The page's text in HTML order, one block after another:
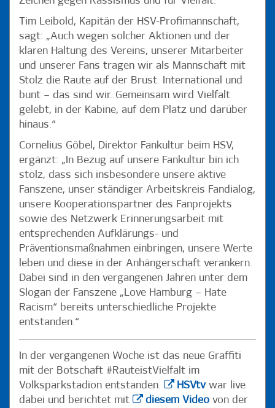
Tim Leibold, Kapitän der HSV-Profimannschaft,
sagt: „Auch wegen solcher Aktionen und der
klaren Haltung des Vereins, unserer Mitarbeiter
und unserer Fans tragen wir als Mannschaft mit
Stolz die Raute auf der Brust. International und
bunt – das sind wir. Gemeinsam wird Vielfalt
gelebt, in der Kabine, auf dem Platz und darüber
hinaus.“
Cornelius Göbel, Direktor Fankultur beim HSV,
ergänzt: „In Bezug auf unsere Fankultur bin ich
stolz, dass sich insbesondere unsere aktive
Fanszene, unser ständiger Arbeitskreis Fandialog,
unsere Kooperationspartner des Fanprojekts
sowie des Netzwerk Erinnerungsarbeit mit
entsprechenden Aufklärungs- und
Präventionsmaßnahmen einbringen, unsere Werte
leben und diese in der Anhängerschaft verankern.
Dabei sind in den vergangenen Jahren unter dem
Slogan der Fanszene „Love Hamburg – Hate
Racism“ bereits unterschiedliche Projekte
entstanden.“
In der vergangenen Woche ist das neue Graffiti
mit der Botschaft #RauteistVielfalt im
Volksparkstadion entstanden.
HSVtv war live
dabei und berichtet mit
diesem Video von der